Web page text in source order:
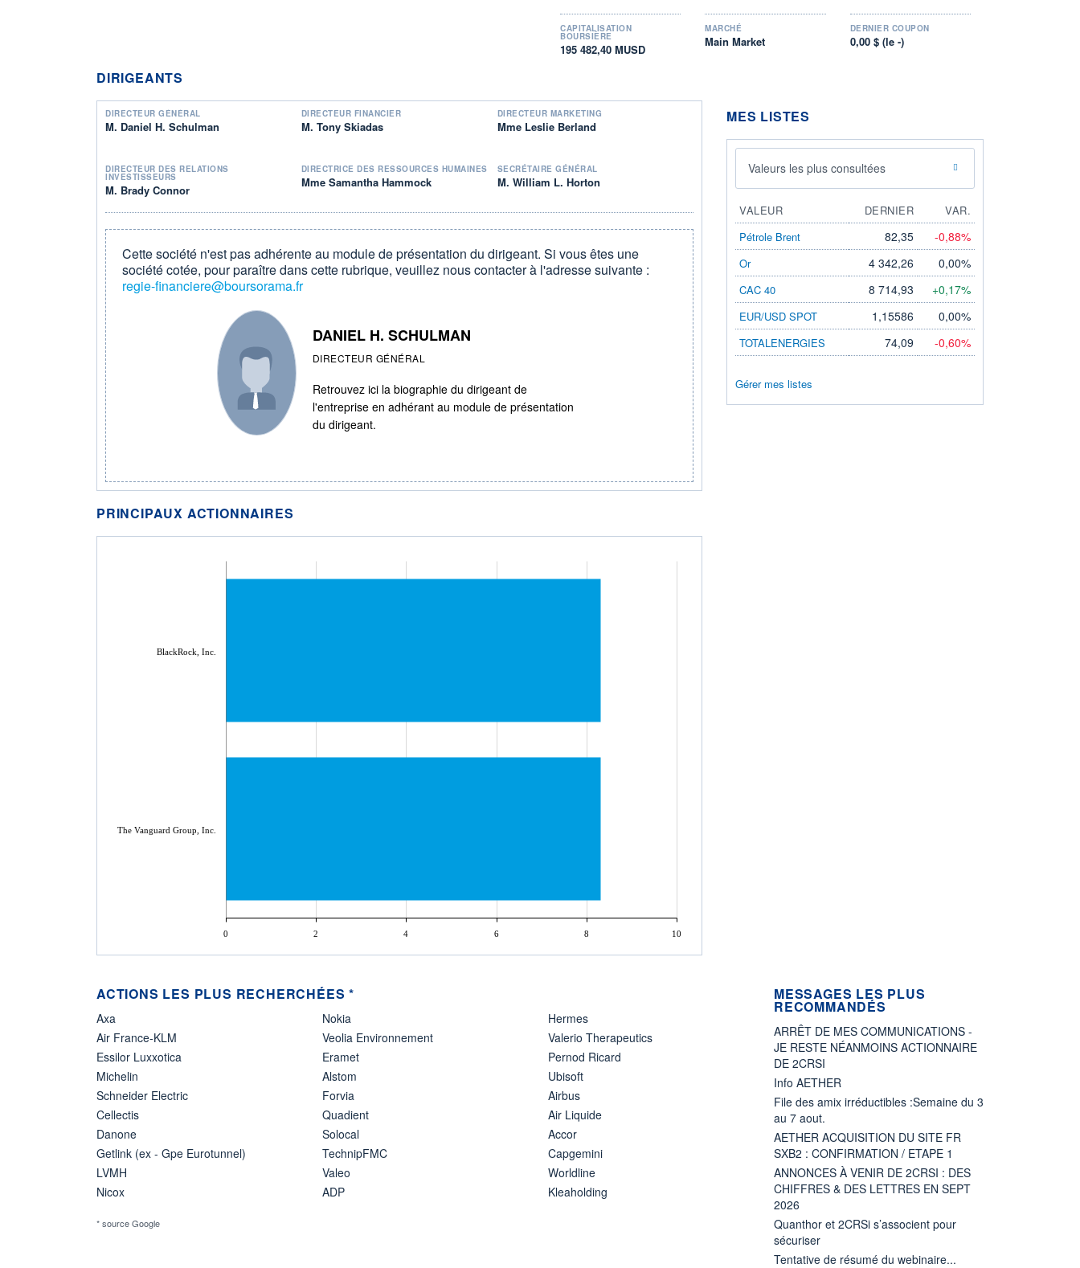
CAPITALISATION
BOURSIÈRE
195 482,40 MUSD
MARCHÉ
Main Market
DERNIER COUPON
0,00 $ (le -)
DIRIGEANTS
DIRECTEUR GÉNÉRAL
M. Daniel H. Schulman
DIRECTEUR FINANCIER
M. Tony Skiadas
DIRECTEUR MARKETING
Mme Leslie Berland
DIRECTEUR DES RELATIONS
INVESTISSEURS
M. Brady Connor
DIRECTRICE DES RESSOURCES HUMAINES
Mme Samantha Hammock
SECRÉTAIRE GÉNÉRAL
M. William L. Horton
Cette société n'est pas adhérente au module de présentation du dirigeant. Si vous êtes une
société cotée, pour paraître dans cette rubrique, veuillez nous contacter à l'adresse suivante :
regie-financiere@boursorama.fr
DANIEL H. SCHULMAN
DIRECTEUR GÉNÉRAL
Retrouvez ici la biographie du dirigeant de
l'entreprise en adhérant au module de présentation
du dirigeant.
PRINCIPAUX ACTIONNAIRES
BlackRock, Inc.
The Vanguard Group, Inc.
0 2 4 6 8 10
MES LISTES
Valeurs les plus consultées
VALEUR DERNIER
VAR.
Pétrole Brent
82,35 -0,88%
Or 4 342,26 0,00%
CAC 40 8 714,93 +0,17%
EUR/USD SPOT 1,15586 0,00%
TOTALENERGIES 74,09 -0,60%
Gérer mes listes
ACTIONS LES PLUS RECHERCHÉES *
Axa
Air France-KLM
Essilor Luxxotica
Michelin
Schneider Electric
Cellectis
Danone
Getlink (ex - Gpe Eurotunnel)
LVMH
Nicox
Nokia
Veolia Environnement
Eramet
Alstom
Forvia
Quadient
Solocal
TechnipFMC
Valeo
ADP
Hermes
Valerio Therapeutics
Pernod Ricard
Ubisoft
Airbus
Air Liquide
Accor
Capgemini
Worldline
Kleaholding
* source Google
MESSAGES LES PLUS
RECOMMANDÉS
ARRÊT DE MES COMMUNICATIONS -
JE RESTE NÉANMOINS ACTIONNAIRE
DE 2CRSI
Info AETHER
File des amix irréductibles :Semaine du 3
au 7 aout.
AETHER ACQUISITION DU SITE FR
SXB2 : CONFIRMATION / ETAPE 1
ANNONCES À VENIR DE 2CRSI : DES
CHIFFRES & DES LETTRES EN SEPT
2026
Quanthor et 2CRSi s’associent pour
sécuriser
Tentative de résumé du webinaire...